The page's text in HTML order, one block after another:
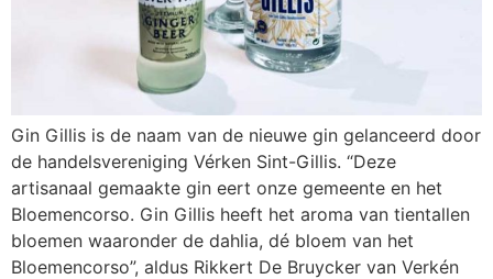
Gin Gillis is de naam van de nieuwe gin gelanceerd door
de handelsvereniging Vérken Sint-Gillis. “Deze
artisanaal gemaakte gin eert onze gemeente en het
Bloemencorso. Gin Gillis heeft het aroma van tientallen
bloemen waaronder de dahlia, dé bloem van het
Bloemen­corso”, aldus Rikkert De Bruycker van Verkén